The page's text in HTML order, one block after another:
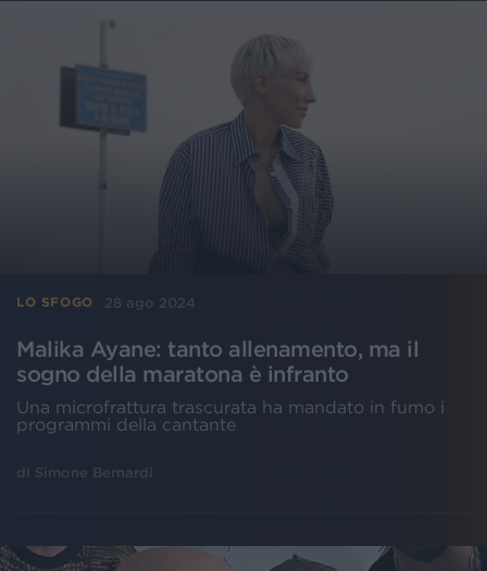
LO SFOGO 28 ago 2024
Malika Ayane: tanto allenamento, ma il
sogno della maratona è infranto
Una microfrattura trascurata ha mandato in fumo i
programmi della cantante
di Simone Bernardi